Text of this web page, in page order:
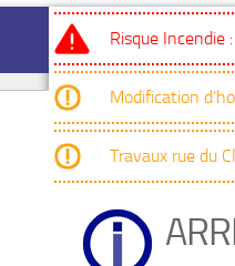
Risque Incendie
Modification
Travaux rue du